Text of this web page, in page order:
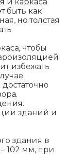
быть как
но толстая
чтобы
избежать
зданий и
здания в
102 мм, при